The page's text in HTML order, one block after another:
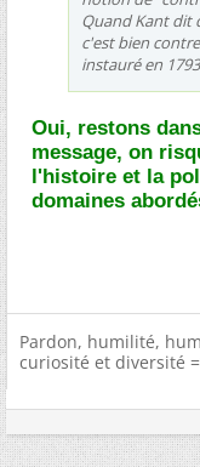
Quand Kant dit
c'est bien
instauré en
Oui, restons
message, on
l'histoire et la
domaines
Pardon, humilité,
curiosité et diversité